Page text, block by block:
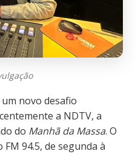
novo desafio
a NDTV, a
do Manhã da Massa. O
94.5, de segunda à